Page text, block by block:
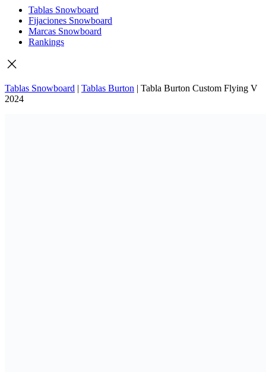
Tablas Snowboard
Fijaciones Snowboard
Marcas Snowboard
Rankings
Tablas Snowboard | Tablas Burton | Tabla Burton Custom Flying V
2024